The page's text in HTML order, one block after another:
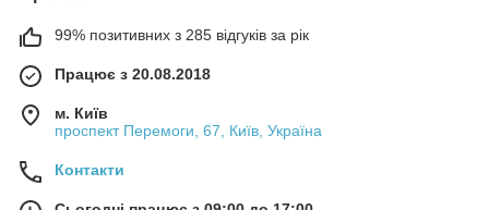
99% позитивних з 285 відгуків за рік
Працює з 20.08.2018
м. Київ
проспект Перемоги, 67, Київ, Україна
Контакти